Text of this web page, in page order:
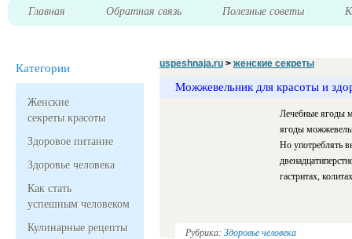
Главная Обратная связь Полезные советы
Категории
Женские
секреты красоты
Здоровое питание
Здоровье человека
Как стать
успешным человеком
Кулинарные рецепты
uspeshnaja.ru> женские секреты
Можжевельник для красоты и
Лечебные ягоды
ягоды
Но употреблять
гастритах,
Рубрика: Здоровье человека